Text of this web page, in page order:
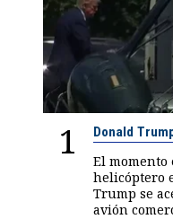
1 Donald
El momento
helicóptero
Trump se
avión